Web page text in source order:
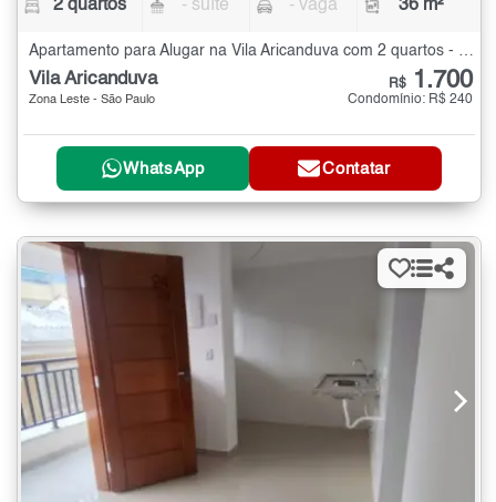
2 quartos - suíte - vaga 36 m²
Apartamento para Alugar na Vila Aricanduva com 2 quartos - 36 m²
Vila Aricanduva
Zona Leste - São Paulo
R$ 1.700
Condomínio: R$ 240
WhatsApp Contatar